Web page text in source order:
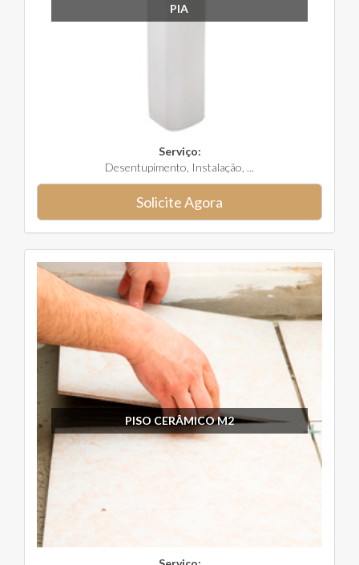
PIA
Serviço:
Desentupimento, Instalação, ...
Solicite Agora
PISO CERÂMICO M2